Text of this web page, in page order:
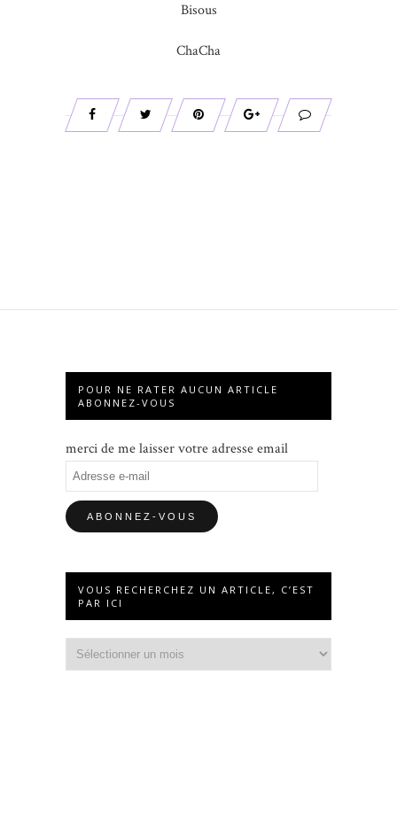
Bisous
ChaCha
POUR NE RATER AUCUN ARTICLE
ABONNEZ-VOUS
merci de me laisser votre adresse email
Adresse
e-
mail
VOUS RECHERCHEZ UN ARTICLE, C’EST
PAR ICI
Vous